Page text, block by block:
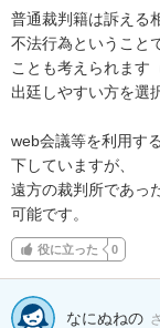
普通裁判籍は訴える
不法行為ということ
ことも考えられます
出廷しやすい方を選
web会議等を利用す
下していますが、
遠方の裁判所であっ
可能です。
役に立った 0
なにぬねの